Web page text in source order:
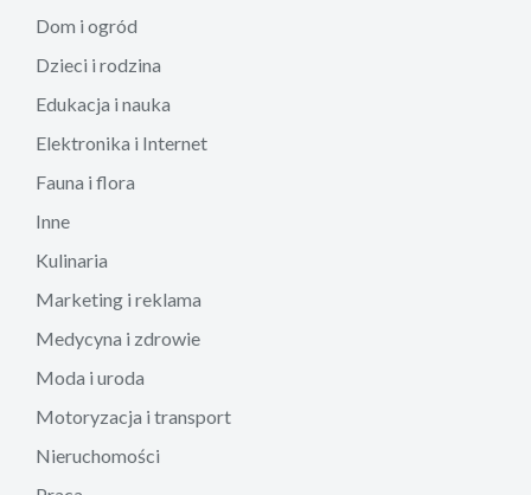
Dom i ogród
Dzieci i rodzina
Edukacja i nauka
Elektronika i Internet
Fauna i flora
Inne
Kulinaria
Marketing i reklama
Medycyna i zdrowie
Moda i uroda
Motoryzacja i transport
Nieruchomości